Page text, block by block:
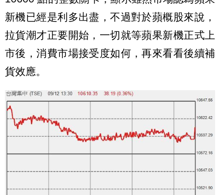
新機已經是利多出盡，不過對於蘋概股來說，
拉貨潮才正要開始，一切就等蘋果新機正式上
市後，消費市場接受度如何，再來看看後續補
貨效應。